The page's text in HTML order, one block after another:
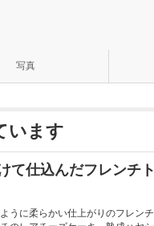
写真
います
て仕込んだフレンチト
うに柔らかい仕上がりのフレンチ